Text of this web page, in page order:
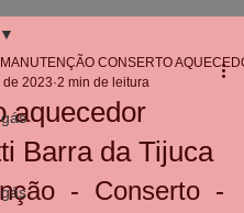
aquecedor
Barra da Tijuca
CONSERTO
de 2023 2 min de leitura
- Conserto -